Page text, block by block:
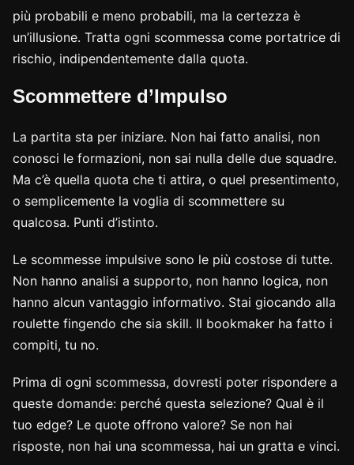
più probabili e meno probabili, ma la certezza è
un’illusione. Tratta ogni scommessa come portatrice di
rischio, indipendentemente dalla quota.
Scommettere d’Impulso
La partita sta per iniziare. Non hai fatto analisi, non
conosci le formazioni, non sai nulla delle due squadre.
Ma c’è quella quota che ti attira, o quel presentimento,
o semplicemente la voglia di scommettere su
qualcosa. Punti d’istinto.
Le scommesse impulsive sono le più costose di tutte.
Non hanno analisi a supporto, non hanno logica, non
hanno alcun vantaggio informativo. Stai giocando alla
roulette fingendo che sia skill. Il bookmaker ha fatto i
compiti, tu no.
Prima di ogni scommessa, dovresti poter rispondere a
queste domande: perché questa selezione? Qual è il
tuo edge? Le quote offrono valore? Se non hai
risposte, non hai una scommessa, hai un gratta e vinci.